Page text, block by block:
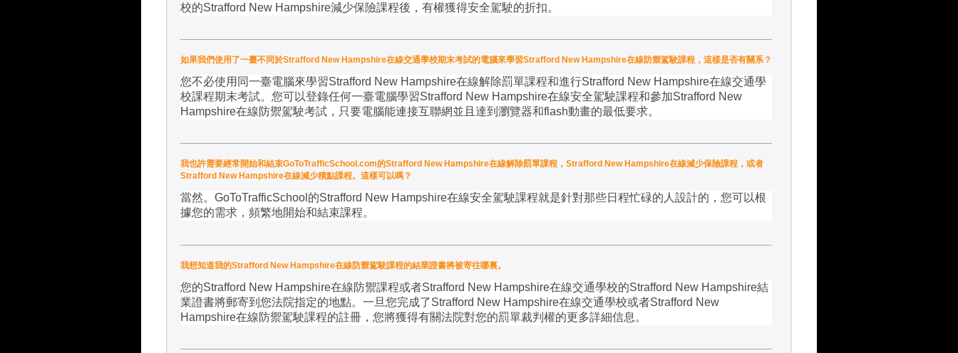
校的Strafford New Hampshire減少保險課程後，有權獲得安全駕駛的折扣。
如果我們使用了一臺不同於Strafford New Hampshire在線交通學校期末考試的電腦來學習Strafford New Hampshire在線防禦駕駛課程，這樣是否有關系？
您不必使用同一臺電腦來學習Strafford New Hampshire在線解除罰單課程和進行Strafford New Hampshire在線交通學
校課程期末考試。您可以登錄任何一臺電腦學習Strafford New Hampshire在線安全駕駛課程和參加Strafford New
Hampshire在線防禦駕駛考試，只要電腦能連接互聯網並且達到瀏覽器和flash動畫的最低要求。
我也許需要經常開始和結束GoToTrafficSchool.com的Strafford New Hampshire在線解除罰單課程，Strafford New Hampshire在線減少保險課程，或者
Strafford New Hampshire在線減少積點課程。這樣可以嗎？
當然。 GoToTrafficSchool 的Strafford New Hampshire在線安全駕駛課程就是針對那些日程忙碌的人設計的，您可以根
據您的需求，頻繁地開始和結束課程。
我想知道我的Strafford New Hampshire在線防禦駕駛課程的結業證書將被寄往哪裏。
您的Strafford New Hampshire在線防禦課程或者Strafford New Hampshire在線交通學校的Strafford New Hampshire結
業證書將郵寄到您法院指定的地點。一旦您完成了Strafford New Hampshire在線交通學校或者Strafford New
Hampshire在線防禦駕駛課程的註冊，您將獲得有關法院對您的罰單裁判權的更多詳細信息。